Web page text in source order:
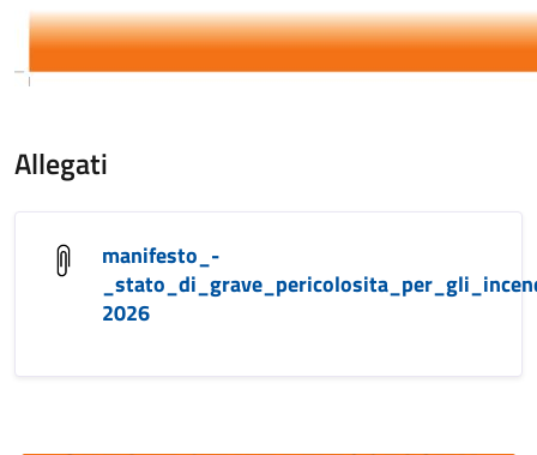
Allegati
manifesto_-
2026